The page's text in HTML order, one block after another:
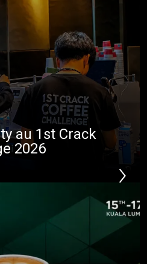
au 1st Crack
2026